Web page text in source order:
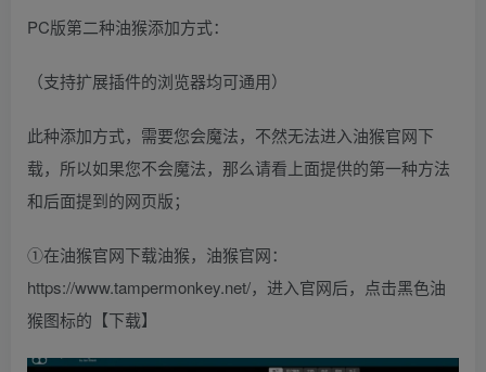
PC版第二种油猴添加方式：
（支持扩展插件的浏览器均可通用）
此种添加方式，需要您会魔法，不然无法进入油猴官网下
载，所以如果您不会魔法，那么请看上面提供的第一种方法
和后面提到的网页版；
①在油猴官网下载油猴，油猴官网：
https://www.tampermonkey.net/，进入官网后，点击黑色油
猴图标的【下载】